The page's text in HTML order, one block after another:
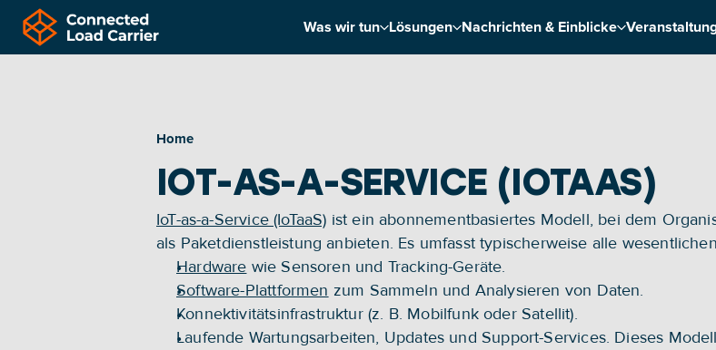
Was wir tun Lösungen Nachrichten & Einblicke
Home
IOT-AS-A-SERVICE (IOTAAS)
IoT-as-a-Service (IoTaaS) ist ein abonnementbasiertes Modell, bei dem
als Paketdienstleistung anbieten. Es umfasst typischerweise alle
Hardware wie Sensoren und Tracking-Geräte.
Software-Plattformen zum Sammeln und Analysieren von Daten.
Konnektivitätsinfrastruktur (z. B. Mobilfunk oder Satellit).
Laufende Wartungsarbeiten, Updates und Support-Services. Dieses